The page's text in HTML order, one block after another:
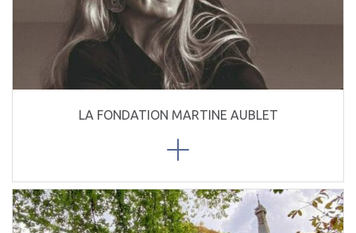
LA FONDATION MARTINE AUBLET